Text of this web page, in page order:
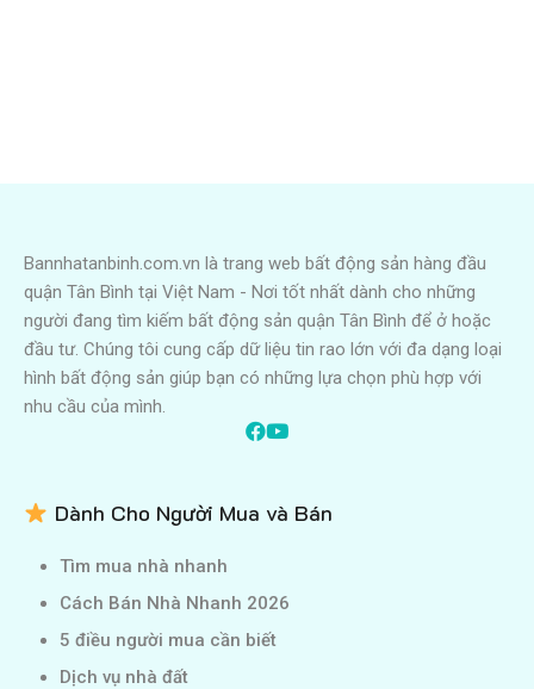
Bannhatanbinh.com.vn là trang web bất động sản hàng đầu
quận Tân Bình tại Việt Nam - Nơi tốt nhất dành cho những
người đang tìm kiếm bất động sản quận Tân Bình để ở hoặc
đầu tư. Chúng tôi cung cấp dữ liệu tin rao lớn với đa dạng loại
hình bất động sản giúp bạn có những lựa chọn phù hợp với
nhu cầu của mình.
Dành Cho Người Mua và Bán
Tìm mua nhà nhanh
Cách Bán Nhà Nhanh 2026
5 điều người mua cần biết
Dịch vụ nhà đất